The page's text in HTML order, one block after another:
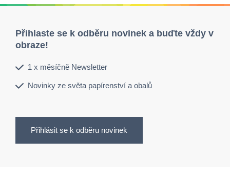
Přihlaste se k odběru novinek a buďte vždy v
obraze!
1 x měsíčně Newsletter
Novinky ze světa papírenství a obalů
Přihlásit se k odběru novinek